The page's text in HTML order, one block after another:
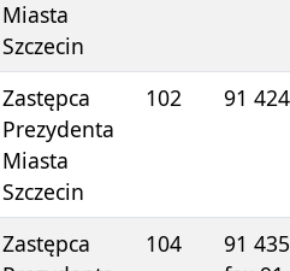
Miasta
Szczecin
Zastępca
Prezydenta
Miasta
Szczecin
102 91 424
Zastępca
104
91